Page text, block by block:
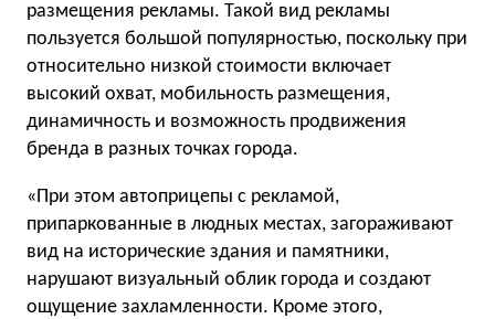
размещения рекламы. Такой вид рекламы
пользуется большой популярностью, поскольку при
относительно низкой стоимости включает
высокий охват, мобильность размещения,
динамичность и возможность продвижения
бренда в разных точках города.
«При этом автоприцепы с рекламой,
припаркованные в людных местах, загораживают
вид на исторические здания и памятники,
нарушают визуальный облик города и создают
ощущение захламленности. Кроме этого,